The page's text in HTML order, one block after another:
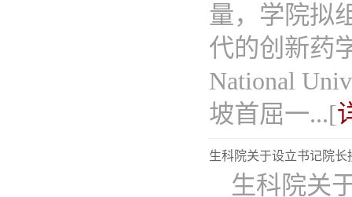
量，学院拟
代的创新药
National
坡首屈一...[
生科院关于设立书记院
生科院关